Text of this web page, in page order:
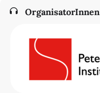
OrganisatorInnen